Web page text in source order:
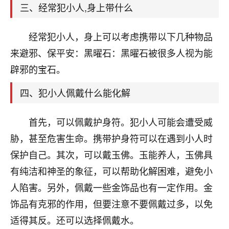
三、经常犯小人,身上带什么
经常犯小人，身上可以考虑携带以下几种物品
来避邪、保平安：黑曜石：黑曜石被很多人视为能
辟邪的宝石。
四、犯小人佩戴什么能化解
首先，可以佩戴护身符。犯小人可能会遭受威
胁，甚至危害生命。携带护身符可以在遇到小人时
保护自己。其次，可以戴玉佛。玉能养人，玉佛具
有纯洁和神圣的象征，可以帮助化解困难，避免小
人陷害。另外，佩戴一些金饰品也有一定作用。金
饰品有克邪的作用，但要注意不要佩戴过多，以免
适得其反。还可以选择佩戴水。
太阳当空赵：我也做餐饮的，生意不算大，但
址、风水、还有开业日子，哪哪都看了，虽然
大环境不好，但是我家生意还可以，前几天又
刚找老师做了补财库，希望财运更好一点！
我女儿高二叛逆，大半年不上学，一说她就要死要活
的，把我们两口子愁的不行，朋友给我推荐的慧来老
师，一开始我是病急乱投医，这半年来，法事一个个
做完，我女儿跟变了个人一样，不期望她能考多好的
大学，只要能安安稳稳的把书读了，身体心理都健健
康康的我就很知足了！
鹿森：可怜天下父母心啊！
3小时前 来自河北